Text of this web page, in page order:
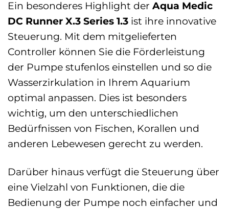
Ein besonderes Highlight der Aqua Medic
DC Runner X.3 Series 1.3 ist ihre innovative
Steuerung. Mit dem mitgelieferten
Controller können Sie die Förderleistung
der Pumpe stufenlos einstellen und so die
Wasserzirkulation in Ihrem Aquarium
optimal anpassen. Dies ist besonders
wichtig, um den unterschiedlichen
Bedürfnissen von Fischen, Korallen und
anderen Lebewesen gerecht zu werden.
Darüber hinaus verfügt die Steuerung über
eine Vielzahl von Funktionen, die die
Bedienung der Pumpe noch einfacher und